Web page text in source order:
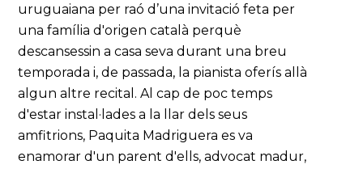
uruguaiana per raó d’una invitació feta per
una família d'origen català perquè
descansessin a casa seva durant una breu
temporada i, de passada, la pianista oferís allà
algun altre recital. Al cap de poc temps
d'estar instal·lades a la llar dels seus
amfitrions, Paquita Madriguera es va
enamorar d'un parent d'ells, advocat madur,